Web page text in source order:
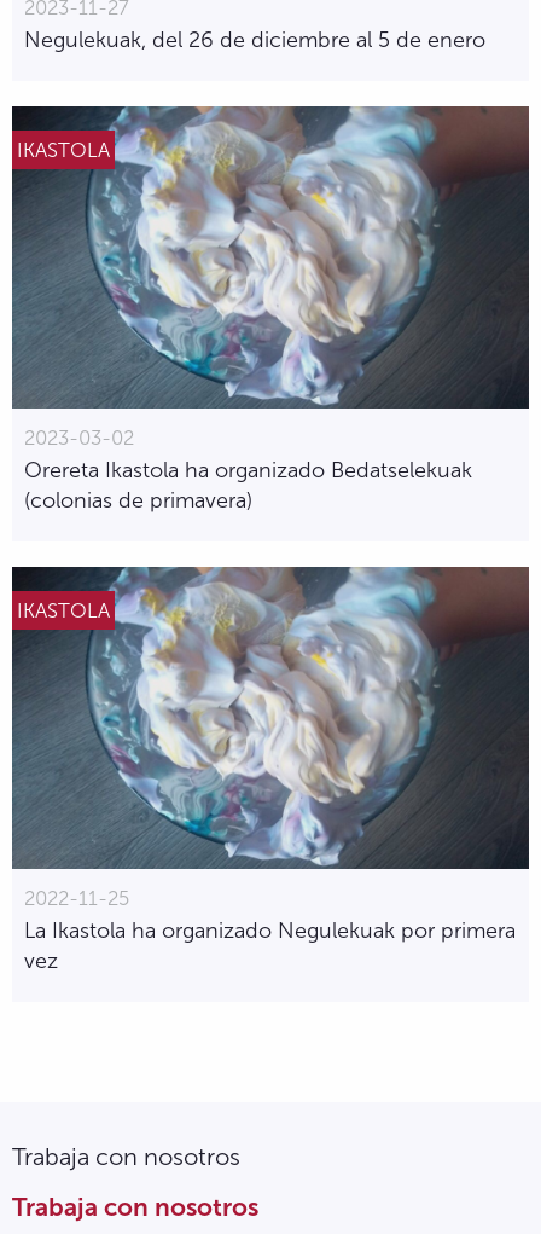
2023-11-27
Negulekuak, del 26 de diciembre al 5 de enero
IKASTOLA
2023-03-02
Orereta Ikastola ha organizado Bedatselekuak
(colonias de primavera)
IKASTOLA
2022-11-25
La Ikastola ha organizado Negulekuak por primera
vez
Trabaja con nosotros
Trabaja con nosotros